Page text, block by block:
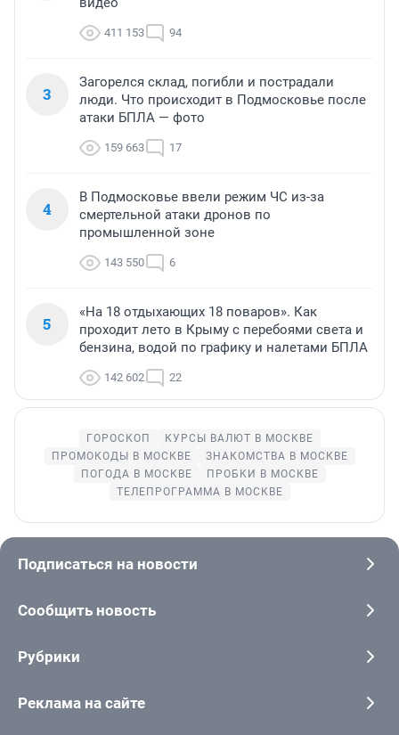
411 153 94
3
Загорелся склад, погибли и пострадали
люди. Что происходит в Подмосковье после
атаки БПЛА — фото
159 663 17
4
В Подмосковье ввели режим ЧС из-за
смертельной атаки дронов по
промышленной зоне
143 550 6
5
«На 18 отдыхающих 18 поваров». Как
проходит лето в Крыму с перебоями света и
бензина, водой по графику и налетами БПЛА
142 602 22
ГОРОСКОП
КУРСЫ ВАЛЮТ В МОСКВЕ
ПРОМОКОДЫ В МОСКВЕ
ЗНАКОМСТВА В МОСКВЕ
ПОГОДА В МОСКВЕ
ПРОБКИ В МОСКВЕ
ТЕЛЕПРОГРАММА В МОСКВЕ
Подписаться на новости
Сообщить новость
Рубрики
Реклама на сайте